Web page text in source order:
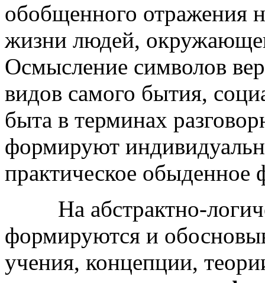
обобщенного отражения
жизни людей,
Осмысление символов
видов самого бытия,
быта в терминах
формируют
практическое обыденное
На абстрактно-
формируются и
учения, концепции,